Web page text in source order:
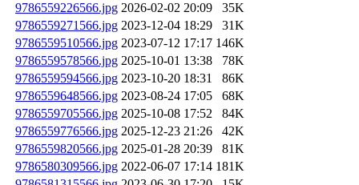
9786559226566.jpg 2026-02-02 20:09
35K
9786559271566.jpg 2023-12-04 18:29
31K
9786559510566.jpg 2023-07-12 17:17 146K
9786559578566.jpg 2025-10-01 13:38
78K
9786559594566.jpg 2023-10-20 18:31
86K
9786559648566.jpg 2023-08-24 17:05
68K
9786559705566.jpg 2025-10-08 17:52
84K
9786559776566.jpg 2025-12-23 21:26
42K
9786559820566.jpg 2025-01-28 20:39
81K
9786580309566.jpg 2022-06-07 17:14 181K